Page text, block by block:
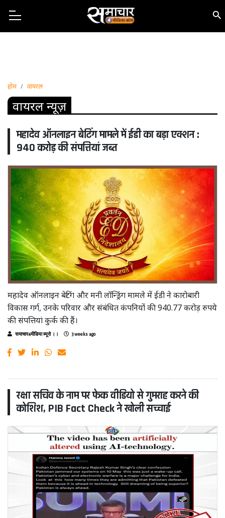
होम वायरल
वायरल न्यूज़
महादेव ऑनलाइन बेटिंग मामले में ईडी का बड़ा एक्शन :
940 करोड़ की संपत्तियां जब्त
महादेव ऑनलाइन बेटिंग और मनी लॉन्ड्रिंग मामले में ईडी ने कारोबारी
विकास गर्ग, उनके परिवार और संबंधित कंपनियों की 940.77 करोड़ रुपये
की संपत्तियां कुर्क की हैं।
समाचार4मीडिया ब्यूरो ।। 3 weeks ago
रक्षा सचिव के नाम पर फेक वीडियो से गुमराह करने की
कोशिश, PIB Fact Check ने खोली सच्चाई